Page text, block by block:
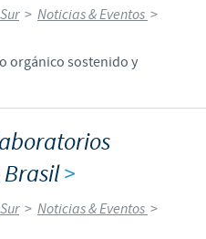
> Noticias & Eventos >
orgánico sostenido y
>
> Noticias & Eventos >